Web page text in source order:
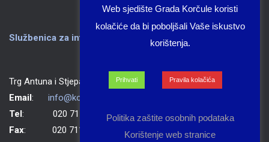
Službenica za informiranje Grada Korčule
Trg Antuna i Stjepana Radića 1, 20260 Korčula
Email: info@korcula.hr
Tel: 020 711 150
Fax: 020 711 702
Web sjedište Grada Korčule koristi
kolačiće da bi poboljšali Vaše iskustvo
korištenja.
Prihvati Pravila kolačića
Politika zaštite osobnih podataka
Korištenje web stranice